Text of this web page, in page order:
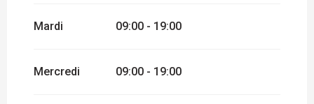
Mardi 09:00 - 19:00
Mercredi 09:00 - 19:00